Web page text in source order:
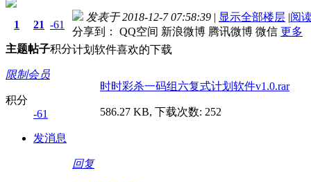
1
主题
21
帖子
-61
积分
限制会员
积分
-61
发消息
发表于 2018-12-7 07:58:39 | 显示全部楼层 |阅
分享到：
QQ空间 新浪微博 腾讯微博 微信 更多
计划软件喜欢的下载
时时彩杀一码组六复式计划软件v1.0.rar
586.27 KB, 下载次数: 252
回复